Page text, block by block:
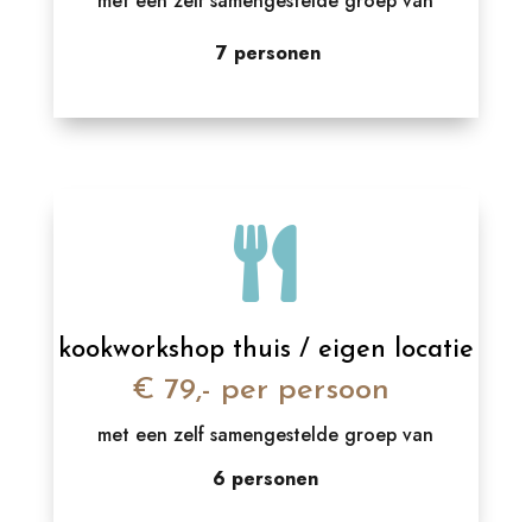
7 personen

kookworkshop thuis / eigen locatie
€ 79,- per persoon
met een zelf samengestelde groep van
6 personen